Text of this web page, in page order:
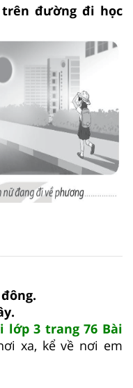
trên đường đi học
đông.
lớp 3 trang 76 Bài
xa, kể về nơi em